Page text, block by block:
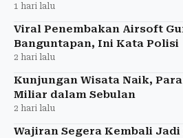
1 hari lalu
Viral Penembakan Airsoft
Banguntapan, Ini Kata Polisi
2 hari lalu
Kunjungan Wisata Naik,
Miliar dalam Sebulan
2 hari lalu
Wajiran Segera Kembali